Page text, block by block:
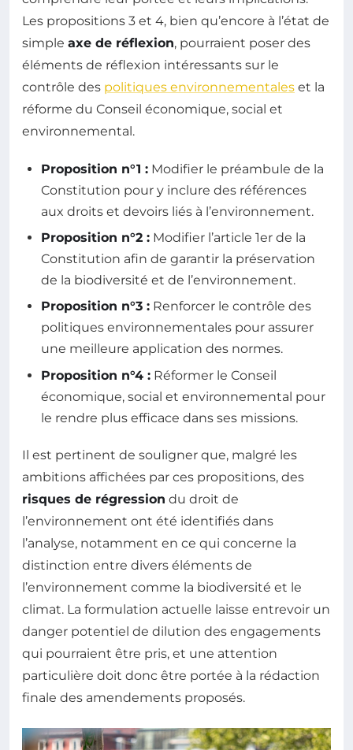
Les propositions 3 et 4, bien qu’encore à l’état de
simple axe de réflexion, pourraient poser des
éléments de réflexion intéressants sur le
contrôle des politiques environnementales et la
réforme du Conseil économique, social et
environnemental.
Proposition n°1 : Modifier le préambule de la
Constitution pour y inclure des références
aux droits et devoirs liés à l’environnement.
Proposition n°2 : Modifier l’article 1er de la
Constitution afin de garantir la préservation
de la biodiversité et de l’environnement.
Proposition n°3 : Renforcer le contrôle des
politiques environnementales pour assurer
une meilleure application des normes.
Proposition n°4 : Réformer le Conseil
économique, social et environnemental pour
le rendre plus efficace dans ses missions.
Il est pertinent de souligner que, malgré les
ambitions affichées par ces propositions, des
risques de régression du droit de
l’environnement ont été identifiés dans
l’analyse, notamment en ce qui concerne la
distinction entre divers éléments de
l’environnement comme la biodiversité et le
climat. La formulation actuelle laisse entrevoir un
danger potentiel de dilution des engagements
qui pourraient être pris, et une attention
particulière doit donc être portée à la rédaction
finale des amendements proposés.